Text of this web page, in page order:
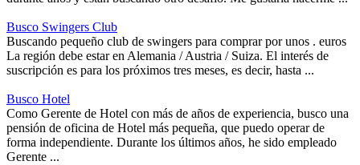
Busco Swingers Club
Buscando pequeño club de swingers para comprar por unos . euros
La región debe estar en Alemania / Austria / Suiza. El interés de
suscripción es para los próximos tres meses, es decir, hasta ...
Busco Hotel
Como Gerente de Hotel con más de años de experiencia, busco una
pensión de oficina de Hotel más pequeña, que puedo operar de
forma independiente. Durante los últimos años, he sido empleado
Gerente ...